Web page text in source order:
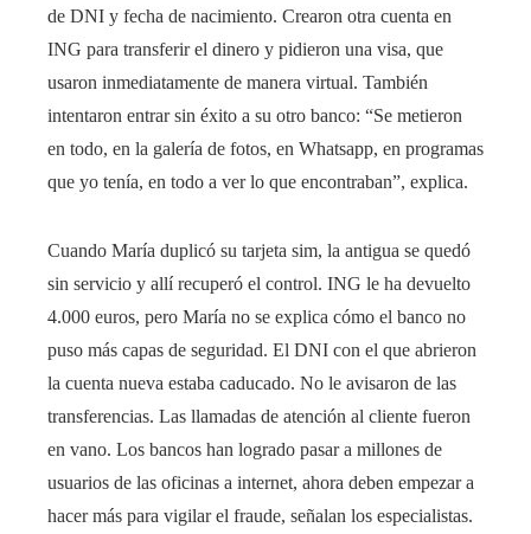
de DNI y fecha de nacimiento. Crearon otra cuenta en
ING para transferir el dinero y pidieron una visa, que
usaron inmediatamente de manera virtual. También
intentaron entrar sin éxito a su otro banco: “Se metieron
en todo, en la galería de fotos, en Whatsapp, en programas
que yo tenía, en todo a ver lo que encontraban”, explica.
Cuando María duplicó su tarjeta sim, la antigua se quedó
sin servicio y allí recuperó el control. ING le ha devuelto
4.000 euros, pero María no se explica cómo el banco no
puso más capas de seguridad. El DNI con el que abrieron
la cuenta nueva estaba caducado. No le avisaron de las
transferencias. Las llamadas de atención al cliente fueron
en vano. Los bancos han logrado pasar a millones de
usuarios de las oficinas a internet, ahora deben empezar a
hacer más para vigilar el fraude, señalan los especialistas.